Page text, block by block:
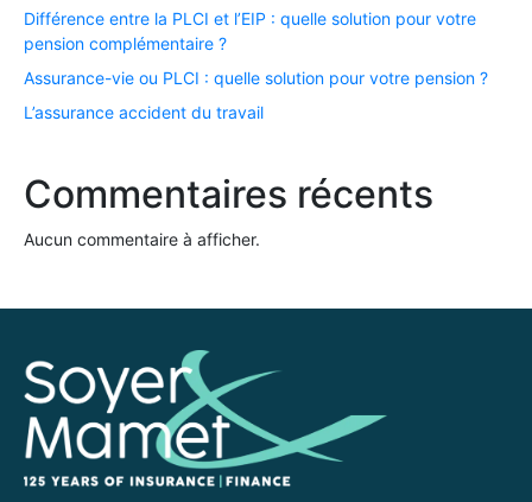
Différence entre la PLCI et l’EIP : quelle solution pour votre
pension complémentaire ?
Assurance-vie ou PLCI : quelle solution pour votre pension ?
L’assurance accident du travail
Commentaires récents
Aucun commentaire à afficher.